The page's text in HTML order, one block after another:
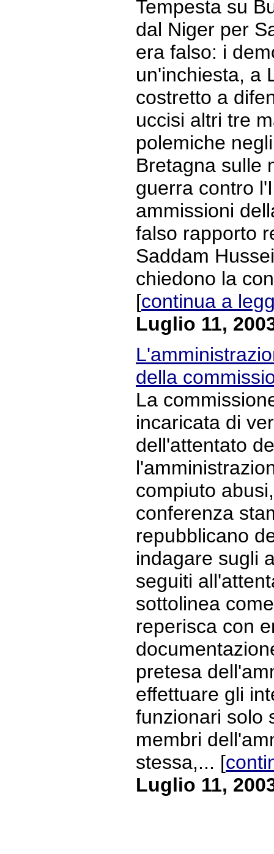
Tempesta su
dal Niger per
era falso: i
un'inchiesta, a
costretto a
uccisi altri tre
polemiche
Bretagna sulle
guerra contro
ammissioni
falso rapporto
Saddam
chiedono la
[continua a
Luglio 11,
della
La
incaricata di
dell'attentato
compiuto
conferenza
repubblicano
indagare sugli
seguiti
sottolinea
reperisca con
pretesa
effettuare gli
funzionari solo
membri
stessa,... [
Luglio 11,